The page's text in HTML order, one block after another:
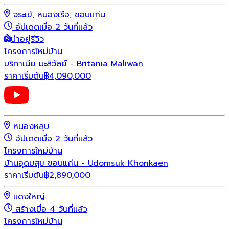
จระเข้, หนองเรือ, ขอนแก่น
อัปเดตเมื่อ 2 วันที่แล้ว
น่าอยู่รีวิว
โครงการใหม่บ้าน
บริทาเนีย มะลิวัลย์ - Britania Maliwan
ราคาเริ่มต้น฿4,090,000
หนองหลุบ
อัปเดตเมื่อ 2 วันที่แล้ว
โครงการใหม่บ้าน
บ้านอุดมสุข ขอนแก่น - Udomsuk Khonkaen
ราคาเริ่มต้น฿2,890,000
แดงใหญ่
สร้างเมื่อ 4 วันที่แล้ว
โครงการใหม่บ้าน